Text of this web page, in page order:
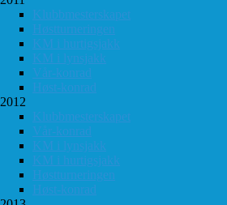
Klubbmesterskapet
Høstturneringen
KM i hurtigsjakk
KM i lynsjakk
Vår-konrad
Høst-konrad
2012
Klubbmesterskapet
Vår-konrad
KM i lynsjakk
KM i hurtigsjakk
Høstturneringen
Høst-konrad